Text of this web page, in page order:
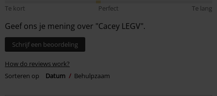
Te kort
Perfect Te lang
Geef ons je mening over "Cacey LEGV".
Schrijf een beoordeling
How do reviews work?
Sorteren op
Datum Behulpzaam